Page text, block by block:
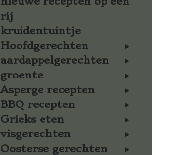
rij
kruidentuintje
Hoofdgerechten
aardappelgerechten
groente
Asperge recepten
BBQ recepten
Grieks eten
visgerechten
Oosterse gerechten